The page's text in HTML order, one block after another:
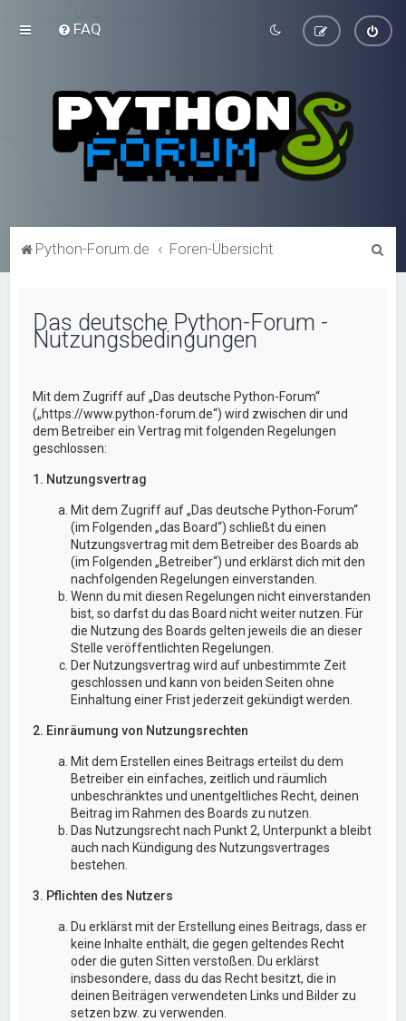
FAQ
Python-Forum.de Foren-Übersicht
Das deutsche Python-Forum -
Nutzungsbedingungen
Mit dem Zugriff auf „Das deutsche Python-Forum“
(„https://www.python-forum.de“) wird zwischen dir und
dem Betreiber ein Vertrag mit folgenden Regelungen
geschlossen:
1. Nutzungsvertrag
Mit dem Zugriff auf „Das deutsche Python-Forum“
(im Folgenden „das Board“) schließt du einen
Nutzungsvertrag mit dem Betreiber des Boards ab
(im Folgenden „Betreiber“) und erklärst dich mit den
nachfolgenden Regelungen einverstanden.
Wenn du mit diesen Regelungen nicht einverstanden
bist, so darfst du das Board nicht weiter nutzen. Für
die Nutzung des Boards gelten jeweils die an dieser
Stelle veröffentlichten Regelungen.
Der Nutzungsvertrag wird auf unbestimmte Zeit
geschlossen und kann von beiden Seiten ohne
Einhaltung einer Frist jederzeit gekündigt werden.
2. Einräumung von Nutzungsrechten
Mit dem Erstellen eines Beitrags erteilst du dem
Betreiber ein einfaches, zeitlich und räumlich
unbeschränktes und unentgeltliches Recht, deinen
Beitrag im Rahmen des Boards zu nutzen.
Das Nutzungsrecht nach Punkt 2, Unterpunkt a bleibt
auch nach Kündigung des Nutzungsvertrages
bestehen.
3. Pflichten des Nutzers
Du erklärst mit der Erstellung eines Beitrags, dass er
keine Inhalte enthält, die gegen geltendes Recht
oder die guten Sitten verstoßen. Du erklärst
insbesondere, dass du das Recht besitzt, die in
deinen Beiträgen verwendeten Links und Bilder zu
setzen bzw. zu verwenden.